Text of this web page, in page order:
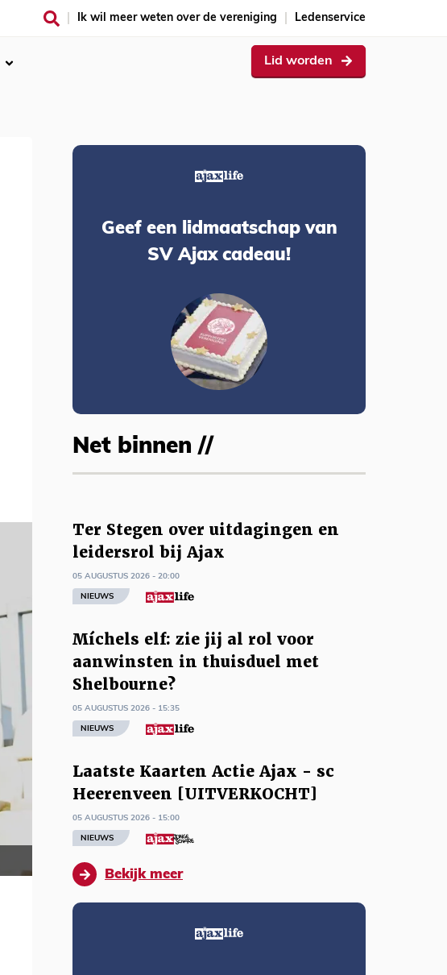
Ik wil meer weten over de vereniging Ledenservice
Lid worden
Geef een lidmaatschap van
SV Ajax cadeau!
Net binnen //
Ter Stegen over uitdagingen en
leidersrol bij Ajax
05 AUGUSTUS 2026 - 20:00
NIEUWS
Míchels elf: zie jij al rol voor
aanwinsten in thuisduel met
Shelbourne?
05 AUGUSTUS 2026 - 15:35
NIEUWS
Laatste Kaarten Actie Ajax - sc
Heerenveen [UITVERKOCHT]
05 AUGUSTUS 2026 - 15:00
NIEUWS
Bekijk meer